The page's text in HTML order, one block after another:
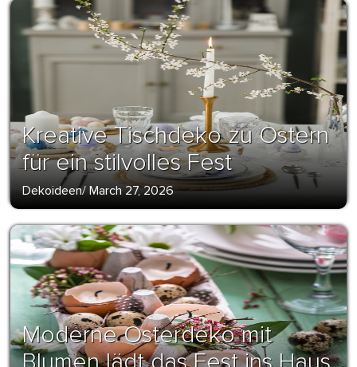
Kreative Tischdeko zu Ostern
für ein stilvolles Fest
Dekoideen/March 27, 2026
Moderne Osterdeko mit